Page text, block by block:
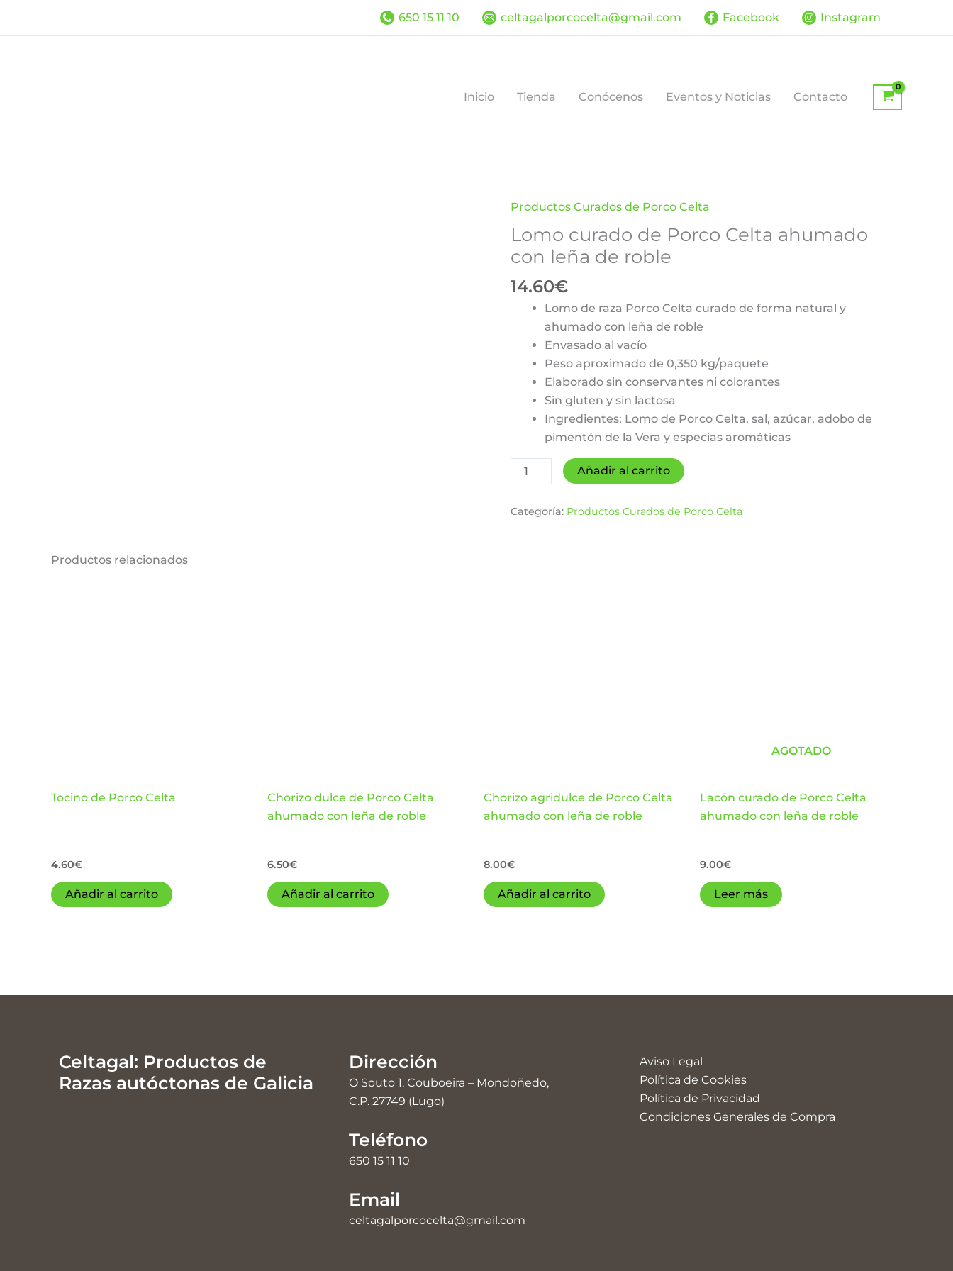
650 15 11 10 celtagalporcocelta@gmail.com Facebook Instagram
Inicio Tienda Conócenos Eventos y Noticias Contacto
Productos Curados de Porco Celta
Lomo curado de Porco Celta ahumado
con leña de roble
14.60€
Lomo de raza Porco Celta curado de forma natural y
ahumado con leña de roble
Envasado al vacío
Peso aproximado de 0,350 kg/paquete
Elaborado sin conservantes ni colorantes
Sin gluten y sin lactosa
Ingredientes: Lomo de Porco Celta, sal, azúcar, adobo de
pimentón de la Vera y especias aromáticas
Lomo
curado
Porco
Añadir al carrito
Categoría: Productos Curados de Porco Celta
Productos relacionados
Tocino de Porco Celta
4.60€
Añadir al carrito
Chorizo dulce de Porco Celta
ahumado con leña de roble
6.50€
Añadir al carrito
Chorizo agridulce de Porco Celta
ahumado con leña de roble
8.00€
Añadir al carrito
AGOTADO
Lacón curado de Porco Celta
ahumado con leña de roble
9.00€
Leer más
Celtagal: Productos de
Razas autóctonas de Galicia
Dirección
O Souto 1, Couboeira – Mondoñedo,
C.P. 27749 (Lugo)
Teléfono
650 15 11 10
Email
celtagalporcocelta@gmail.com
Aviso Legal
Política de Cookies
Política de Privacidad
Condiciones Generales de Compra